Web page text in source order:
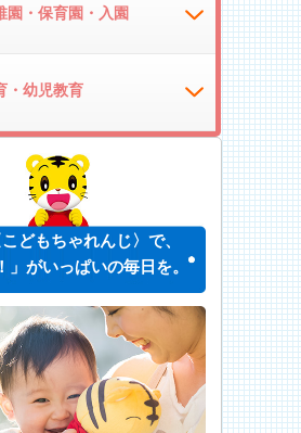
園・保育園・入園
・幼児教育
どもちゃれんじ〉で、
」がいっぱいの毎日を。